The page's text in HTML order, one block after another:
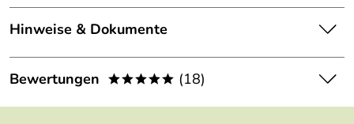
GRAEF Schleifscheibe für Messerschärfer Diamant 1000.
Eigenschaften der GRAEF Schleifscheibe für
Messerschärfer Diamant 1000:
passende Schleifscheibe für Messerschärfer Diamant
1000
Hinweise & Dokumente
Dokumente zum Download:
Graef Garantieerklärung (114kB)
Bewertungen ***** (18)